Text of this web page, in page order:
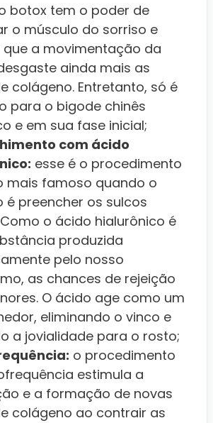
botox tem o poder de
o músculo do sorriso e
que a movimentação da
ainda mais as
colágeno. Entretanto, só é
para o bigode chinês
e em sua fase inicial;
com ácido
esse é o procedimento
mais famoso quando o
é preencher os sulcos
o ácido hialurônico é
produzida
pelo nosso
as chances de rejeição
O ácido age como um
eliminando o vinco e
a jovialidade para o rosto;
o procedimento
estimula a
e a formação de novas
colágeno ao contrair as